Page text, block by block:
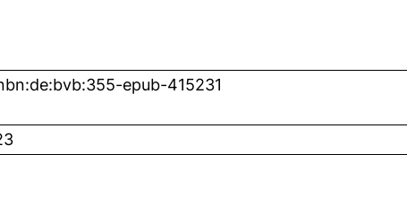
epub-415231